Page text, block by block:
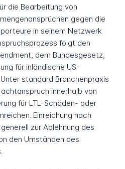
die Bearbeitung von
gegen die
in seinem Netzwerk
folgt den
dem Bundesgesetz,
für inländische US-
standard Branchenpraxis
innerhalb von
für LTL-Schäden- oder
Einreichung nach
zur Ablehnung des
den Umständen des